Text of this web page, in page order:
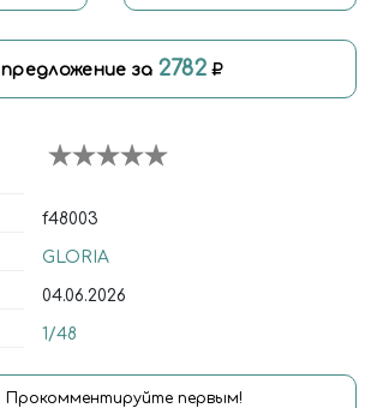
предложение за 2782
f48003
GLORIA
04.06.2026
1/48
Прокомментируйте первым!